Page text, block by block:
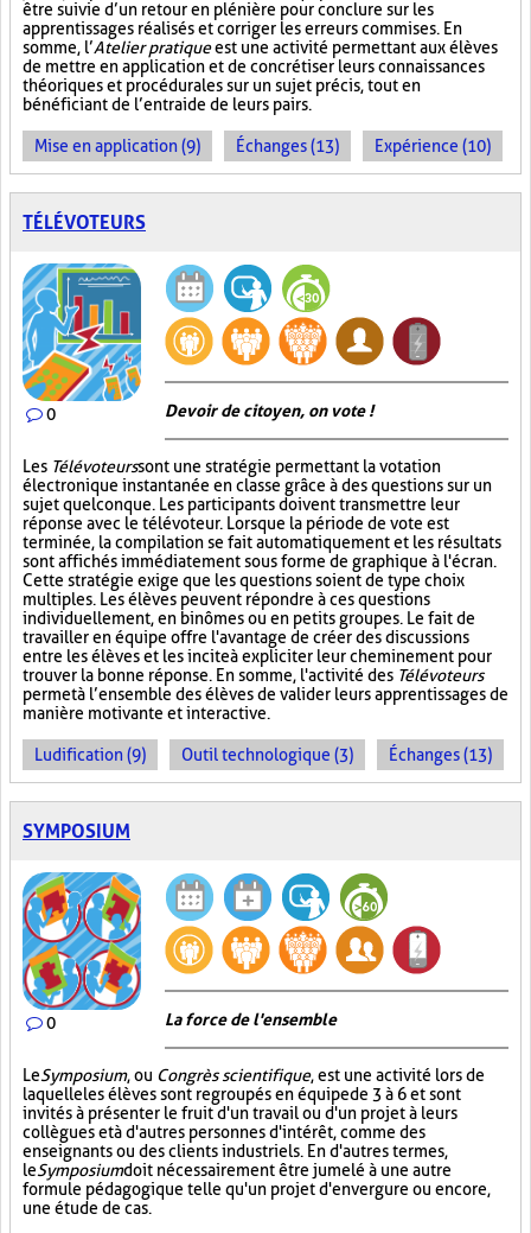
être suivie d’un retour en plénière pour conclure sur les
apprentissages réalisés et corriger les erreurs commises. En
somme, l’Atelier pratiqueest une activité permettant aux élèves
de mettre en application et de concrétiser leurs connaissances
théoriques et procédurales sur un sujet précis, tout en
bénéficiant de l’entraide de leurs pairs.
Mise en application (9) Échanges (13) Expérience (10)
TÉLÉVOTEURS
0 Devoir de citoyen, on vote !
Les Télévoteurssont une stratégie permettant la votation
électronique instantanée en classe grâce à des questions sur un
sujet quelconque. Les participants doivent transmettre leur
réponse avec le télévoteur. Lorsque la période de vote est
terminée, la compilation se fait automatiquement et les résultats
sont affichés immédiatement sous forme de graphique à l'écran.
Cette stratégie exige que les questions soient de type choix
multiples. Les élèves peuvent répondre à ces questions
individuellement, en binômes ou en petits groupes. Le fait de
travailler en équipe offre l'avantage de créer des discussions
entre les élèves et les incite à expliciter leur cheminement pour
trouver la bonne réponse. En somme, l'activité des Télévoteurs
permet à l’ensemble des élèves de valider leurs apprentissages de
manière motivante et interactive.
Ludification (9) Outil technologique (3) Échanges (13)
SYMPOSIUM
0 La force de l'ensemble
LeSymposium, ou Congrès scientifique, est une activité lors de
laquelle les élèves sont regroupés en équipe de 3 à 6 et sont
invités à présenter le fruit d'un travail ou d'un projet à leurs
collègues et à d'autres personnes d'intérêt, comme des
enseignants ou des clients industriels. En d'autres termes,
leSymposiumdoit nécessairement être jumelé à une autre
formule pédagogique telle qu'un projet d'envergure ou encore,
une étude de cas.